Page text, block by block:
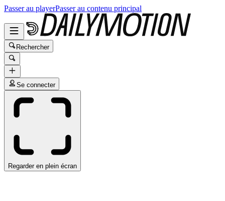
Passer au playerPasser au contenu principal
Rechercher
Se connecter
Regarder en plein écran